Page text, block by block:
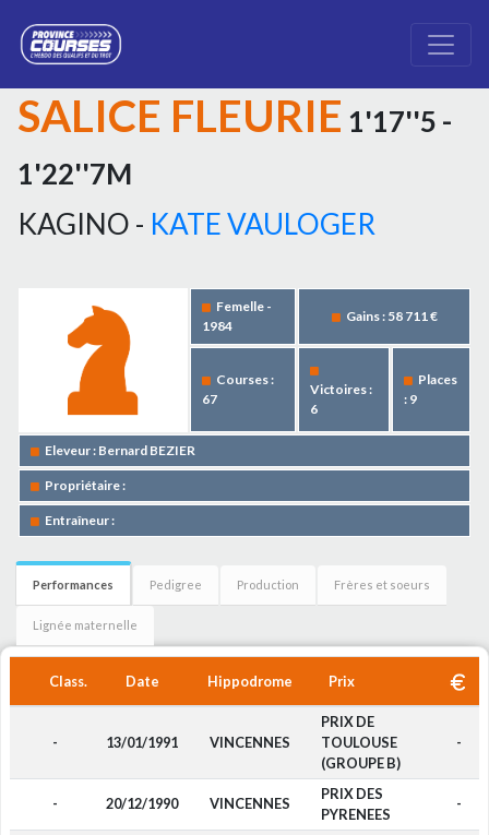
SALICE FLEURIE 1'17''5 -
1'22''7M
KAGINO - KATE VAULOGER
Femelle -
1984
Gains : 58 711 €
Courses :
67
Victoires :
6
Places
: 9
Eleveur : Bernard BEZIER
Propriétaire :
Entraîneur :
Performances Pedigree Production Frères et soeurs
Lignée maternelle
Class. Date Hippodrome Prix
- 13/01/1991 VINCENNES
PRIX DE
TOULOUSE
(GROUPE B)
-
- 20/12/1990 VINCENNES
PRIX DES
PYRENEES
-